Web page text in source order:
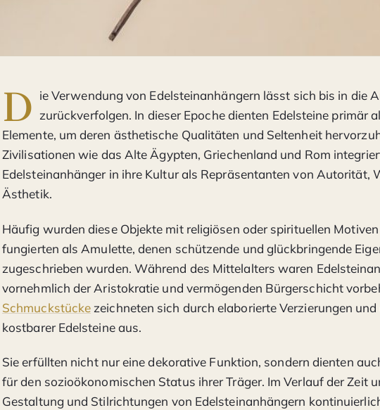
D ie Verwendung von Edelsteinanhängern lässt sich bis in die
zurückverfolgen. In dieser Epoche dienten Edelsteine primär
Elemente, um deren ästhetische Qualitäten und Seltenheit
Zivilisationen wie das Alte Ägypten, Griechenland und Rom
Edelsteinanhänger in ihre Kultur als Repräsentanten von Autorität,
Ästhetik.
Häufig wurden diese Objekte mit religiösen oder spirituellen
fungierten als Amulette, denen schützende und glückbringende
zugeschrieben wurden. Während des Mittelalters waren
vornehmlich der Aristokratie und vermögenden Bürgerschicht
Schmuckstücke zeichneten sich durch elaborierte Verzierungen
kostbarer Edelsteine aus.
Sie erfüllten nicht nur eine dekorative Funktion, sondern dienten
für den sozioökonomischen Status ihrer Träger. Im Verlauf der Zeit
Gestaltung und Stilrichtungen von Edelsteinanhängern